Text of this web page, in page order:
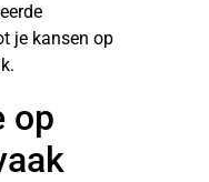
je kansen op
op